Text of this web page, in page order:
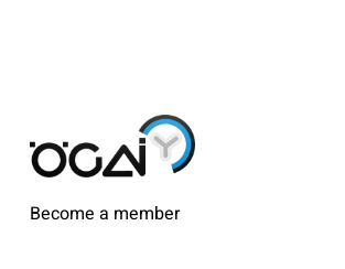
Become a member